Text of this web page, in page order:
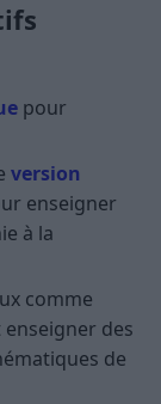
pour
version
enseigner
à la
comme
enseigner des
de